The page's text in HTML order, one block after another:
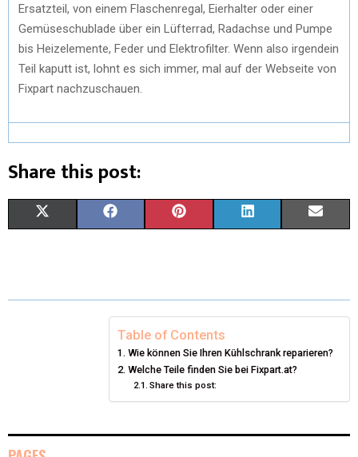
Ersatzteil, von einem Flaschenregal, Eierhalter oder einer
Gemüseschublade über ein Lüfterrad, Radachse und Pumpe
bis Heizelemente, Feder und Elektrofilter. Wenn also irgendein
Teil kaputt ist, lohnt es sich immer, mal auf der Webseite von
Fixpart nachzuschauen.
Share this post:
W E
B
O
T
E
R
E
K
D
I
Table of Contents
Wie können Sie Ihren Kühlschrank reparieren?
Welche Teile finden Sie bei Fixpart.at?
Share this post: